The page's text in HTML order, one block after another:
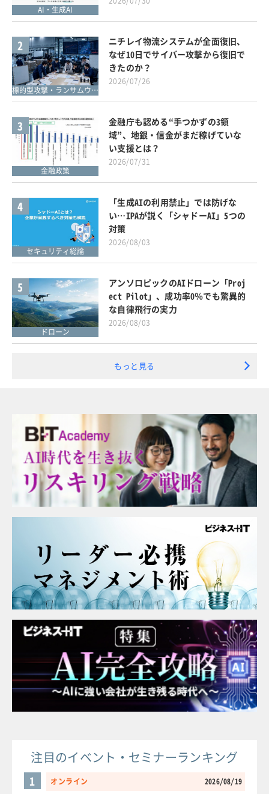
AI・生成AI
2
標的型攻撃・ランサムウェア対策
ニチレイ物流システムが全面復旧、
なぜ10日でサイバー攻撃から復旧で
きたのか？
2026/07/26
3
金融政策
金融庁も認める“手つかずの3領
域”、地銀・信金がまだ稼げていな
い支援とは？
2026/07/31
4
セキュリティ総論
「生成AIの利用禁止」では防げな
い…IPAが説く「シャドーAI」5つの
対策
2026/08/03
5
ドローン
アンソロピックのAIドローン「Proj
ect Pilot」、成功率0％でも驚異的
な自律飛行の実力
2026/08/03
もっと見る
注目のイベント・セミナーランキング
オンライン 2026/08/19
1